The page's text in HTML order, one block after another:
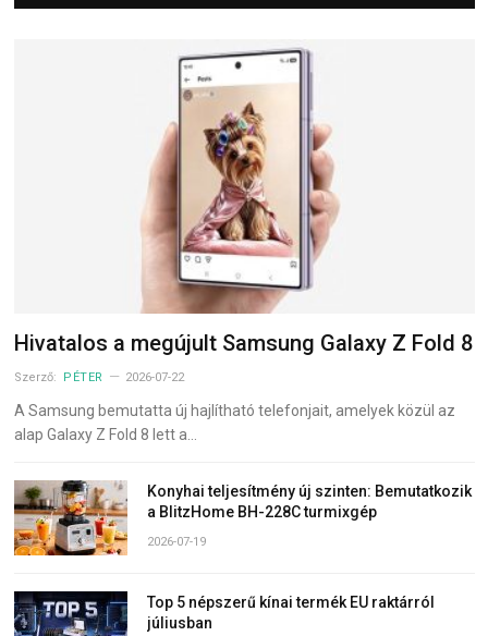
Hivatalos a megújult Samsung Galaxy Z Fold 8
Szerző: PÉTER 2026-07-22
A Samsung bemutatta új hajlítható telefonjait, amelyek közül az
alap Galaxy Z Fold 8 lett a…
Konyhai teljesítmény új szinten: Bemutatkozik
a BlitzHome BH-228C turmixgép
2026-07-19
Top 5 népszerű kínai termék EU raktárról
júliusban